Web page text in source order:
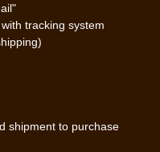
tracking system
shipment to purchase